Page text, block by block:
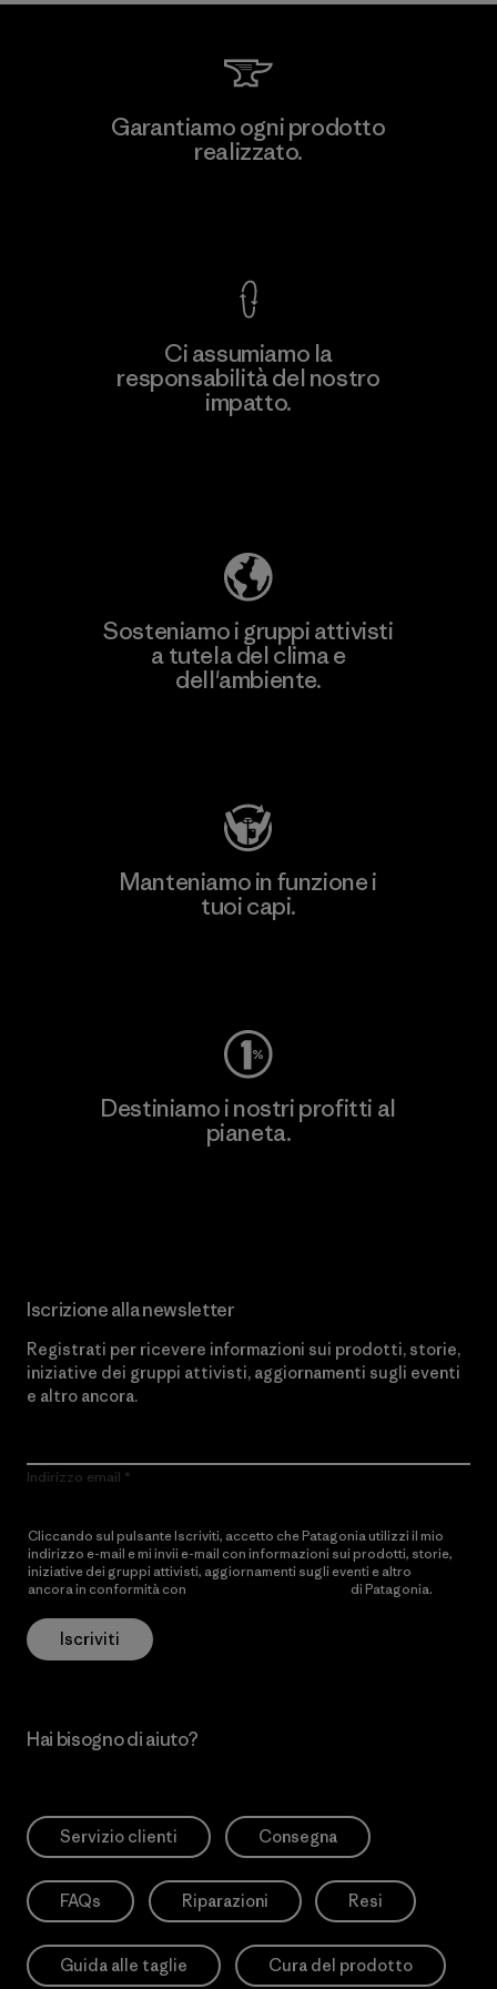
Scopri di più
Viet Tien Garment JSC
Garantiamo ogni prodotto
realizzato.
Ci assumiamo la
responsabilità del nostro
impatto.
Sosteniamo i gruppi attivisti
a tutela del clima e
dell'ambiente.
Manteniamo in funzione i
tuoi capi.
Destiniamo i nostri profitti al
pianeta.
Iscrizione alla newsletter
Registrati per ricevere informazioni sui prodotti, storie,
iniziative dei gruppi attivisti, aggiornamenti sugli eventi
e altro ancora.
Indirizzo email
Cliccando sul pulsante Iscriviti, accetto che Patagonia utilizzi il mio
indirizzo e-mail e mi invii e-mail con informazioni sui prodotti, storie,
iniziative dei gruppi attivisti, aggiornamenti sugli eventi e altro
ancora in conformità con
di Patagonia.
Iscriviti
Hai bisogno di aiuto?
Servizio clienti Consegna
FAQs Riparazioni Resi
Guida alle taglie Cura del prodotto